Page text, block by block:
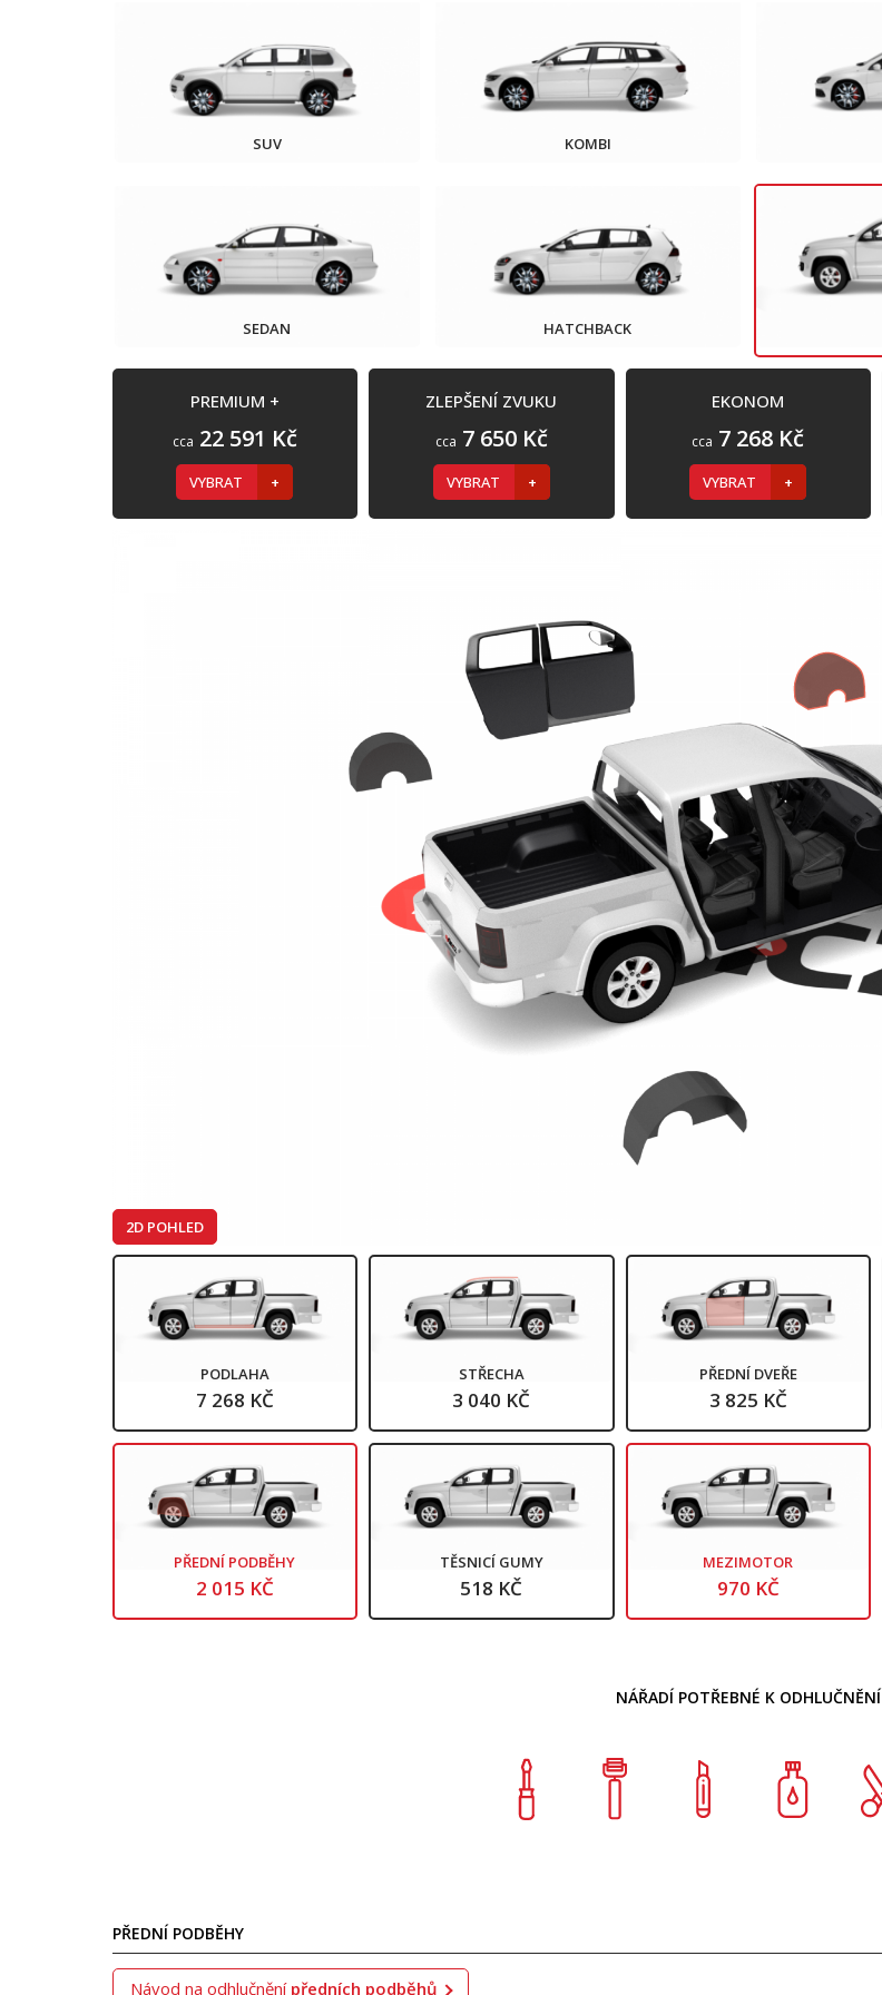
SUV KOMBI
SEDAN HATCHBACK
PREMIUM +
cca 22 591 Kč
VYBRAT
ZLEPŠENÍ ZVUKU
cca 7 650 Kč
VYBRAT
EKONOM
cca 7 268 Kč
VYBRAT
2D POHLED
PODLAHA
7 268 KČ
STŘECHA
3 040 KČ
PŘEDNÍ DVEŘE
3 825 KČ
PŘEDNÍ PODBĚHY
2 015 KČ
TĚSNICÍ GUMY
518 KČ
MEZIMOTOR
970 KČ
NÁŘADÍ POTŘEBNÉ K ODHLUČNĚNÍ
PŘEDNÍ PODBĚHY
Návod na odhlučnění předních podběhů